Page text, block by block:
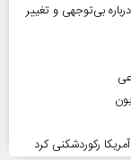
بی‌توجهی و تغییر